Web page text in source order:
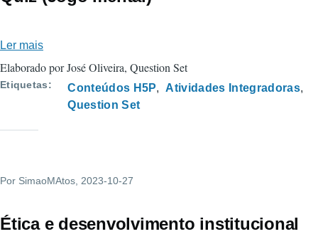
Ler mais
Quiz
(Jogo
mental)
Elaborado por José Oliveira, Question Set
Etiquetas Conteúdos H5P
Atividades Integradoras
Question Set
Por SimaoMAtos , 2023-10-27
Ética e desenvolvimento institucional